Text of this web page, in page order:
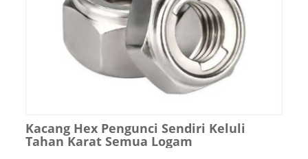
Kacang Hex Pengunci Sendiri Keluli
Tahan Karat Semua Logam